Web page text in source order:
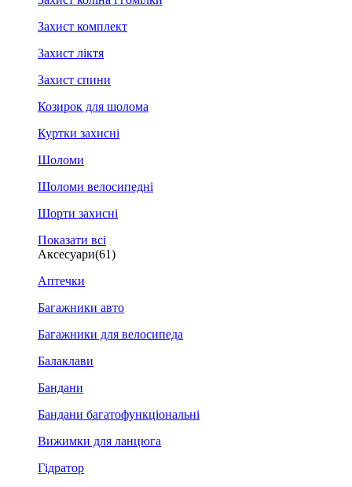
Захист комплект
Захист ліктя
Захист спини
Козирок для шолома
Куртки захисні
Шоломи
Шоломи велосипедні
Шорти захисні
Показати всі
Аксесуари(61)
Аптечки
Багажники авто
Багажники для велосипеда
Балаклави
Бандани
Бандани багатофункціональні
Вижимки для ланцюга
Гідратор